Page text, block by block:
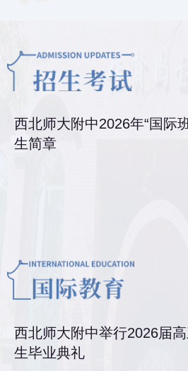
西北师大附中2026年“国际
生简章
西北师大附中举行2026届
生毕业典礼